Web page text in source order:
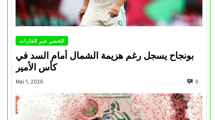
الخضر عبر القارات
بونجاح يسجل رغم هزيمة الشمال أمام السد في
كأس الأمير
Mai 1, 2026 0